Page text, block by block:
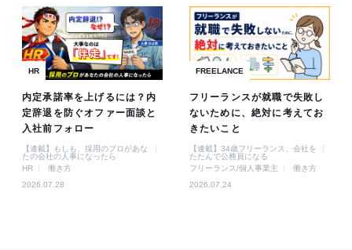
HR
内定承諾率を上げるには？内
定辞退を防ぐオファー面談と
入社前フォロー
【連載】もしも、採用のプロがあな
たの会社の人事になったら
HR
働き方
2026.07.28
FREELANCE
フリーランスが就職で失敗し
ないために、絶対に考えてお
きたいこと
【連載】34歳フリーランス、会社を
たたんで公務員になる
フリーランス/個人事業主
働き方
2026.07.24